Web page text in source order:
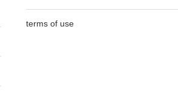
terms of use